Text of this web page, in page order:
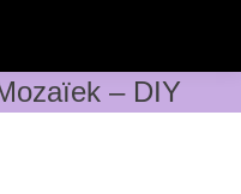
– DIY